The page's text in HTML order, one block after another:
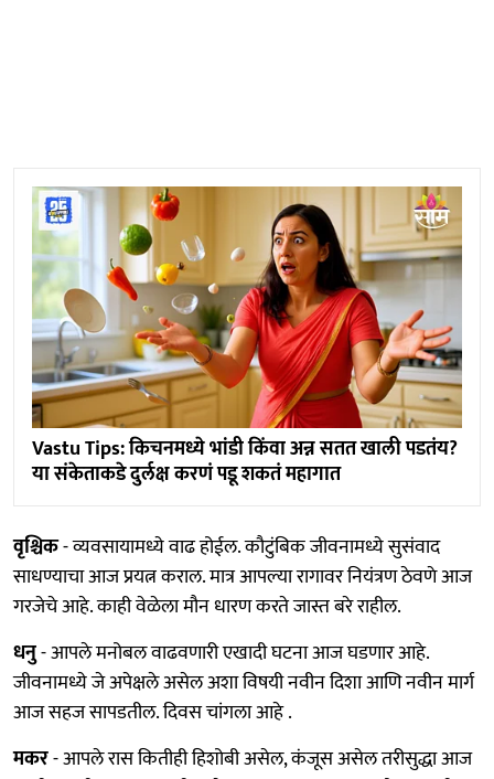
Vastu Tips: किचनमध्ये भांडी किंवा अन्न सतत खाली पडतंय?
या संकेताकडे दुर्लक्ष करणं पडू शकतं महागात
वृश्चिक- व्यवसायामध्ये वाढ होईल. कौटुंबिक जीवनामध्ये सुसंवाद
साधण्याचा आज प्रयत्न कराल. मात्र आपल्या रागावर नियंत्रण ठेवणे आज
गरजेचे आहे. काही वेळेला मौन धारण करते जास्त बरे राहील.
धनु- आपले मनोबल वाढवणारी एखादी घटना आज घडणार आहे.
जीवनामध्ये जे अपेक्षले असेल अशा विषयी नवीन दिशा आणि नवीन मार्ग
आज सहज सापडतील. दिवस चांगला आहे .
मकर- आपले रास कितीही हिशोबी असेल, कंजूस असेल तरीसुद्धा आज